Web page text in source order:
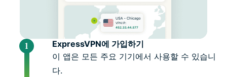
ExpressVPN에 가입하기
이 앱은 모든 주요 기기에서 사용할 수 있습니
다.